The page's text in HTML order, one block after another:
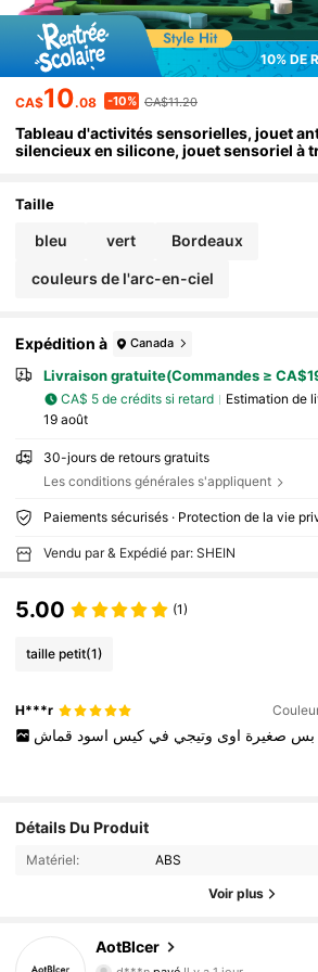
10% DE
CA$10.08 -10% CA$11.20
Tableau d'activités sensorielles, jouet
silencieux en silicone, jouet sensoriel à
u anti-stress silencieux avec sac de
Taille
bleu vert Bordeaux
couleurs de l'arc-en-ciel
Expédition à Canada
Livraison gratuite(Commandes ≥
CA$ 5 de crédits si retard Estimation de
19 août
30-jours de retours gratuits
Les conditions générales s'appliquent
Paiements sécurisés · Protection de la vie
Vendu par & Expédié par: SHEIN
5.00 (1)
taille petit(1)
H***r
بس صغيرة اوى وتيجي فيكيس اسود قماش
Détails Du Produit
Matériel: ABS
Voir plus
AotBlcer
812 Suiveurs
4.89
812 Suiveurs